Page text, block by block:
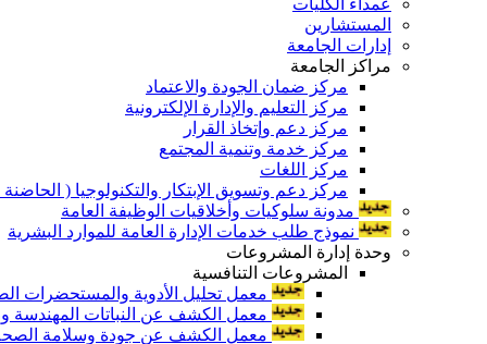
المستشارين
إدارات الجامعة
مراكز الجامعة
مركز ضمان الجودة والاعتماد
مركز التعليم والإدارة الإلكترونية
مركز دعم وإتخاذ القرار
مركز خدمة وتنمية المجتمع
مركز اللغات
مركز دعم وتسويق الإبتكار والتكنولوجيا ( الحاضنة
مدونة سلوكيات وأخلاقيات الوظيفة العامة
نموذج طلب خدمات الإدارة العامة للموارد البشرية
وحدة إدارة المشروعات
المشروعات التنافسية
معمل تحليل الأدوية والمستحضرات
معمل الكشف عن النباتات المهندسة
معمل الكشف عن جودة وسلامة الصحة